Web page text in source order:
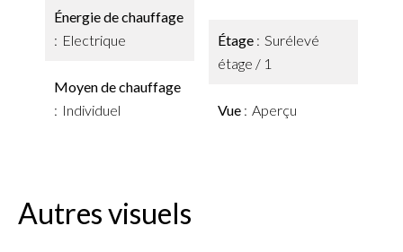
Énergie de chauffage
Electrique
Moyen de chauffage
Individuel
Étage
Surélevé
étage / 1
Vue Aperçu
Autres visuels